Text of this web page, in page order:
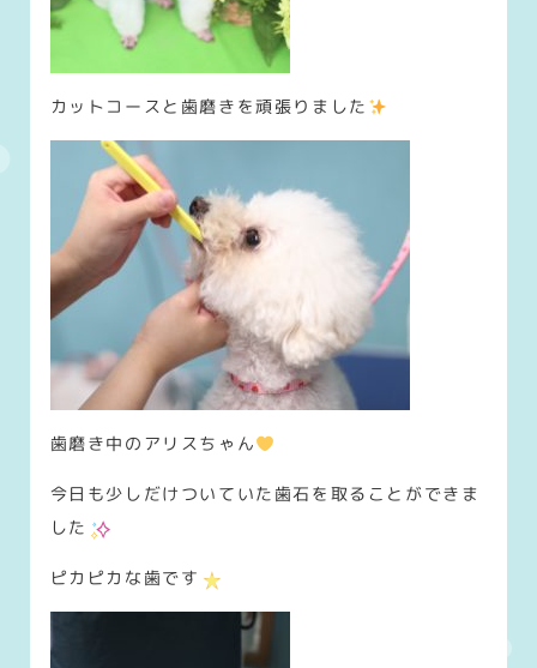
カットコースと歯磨きを頑張りました
歯磨き中のアリスちゃん
今日も少しだけついていた歯石を取ることができま
した
ピカピカな歯です